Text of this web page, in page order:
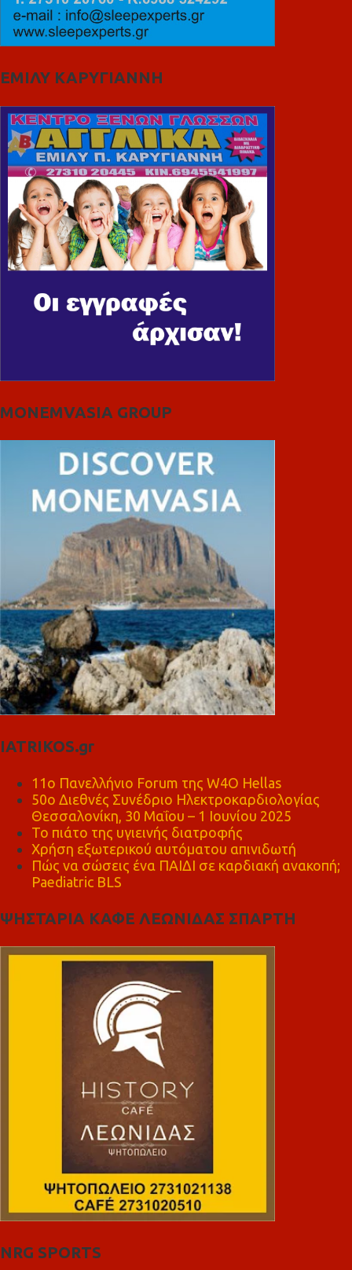
ΕΜΙΛΥ ΚΑΡΥΓΙΑΝΝΗ
MONEMVASIA GROUP
IATRIKOS.gr
11ο Πανελλήνιο Forum της W4O Hellas
50ο Διεθνές Συνέδριο Ηλεκτροκαρδιολογίας
Θεσσαλονίκη, 30 Μαΐου – 1 Ιουνίου 2025
Το πιάτο της υγιεινής διατροφής
Χρήση εξωτερικού αυτόματου απινιδωτή
Πώς να σώσεις ένα ΠΑΙΔΙ σε καρδιακή ανακοπή;
Paediatric BLS
ΨΗΣΤΑΡΙΑ ΚΑΦΕ ΛΕΩΝΙΔΑΣ ΣΠΑΡΤΗ
NRG SPORTS